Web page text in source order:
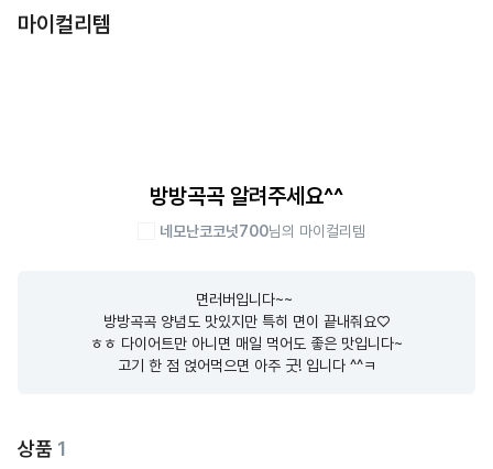
마이컬리템
방방곡곡 알려주세요^^
네모난코코넛700님의 마이컬리템
면러버입니다~~
방방곡곡 양념도 맛있지만 특히 면이 끝내줘요♡
ㅎㅎ 다이어트만 아니면 매일 먹어도 좋은 맛입니다~
고기 한 점 얹어먹으면 아주 굿! 입니다 ^^ㅋ
상품 1